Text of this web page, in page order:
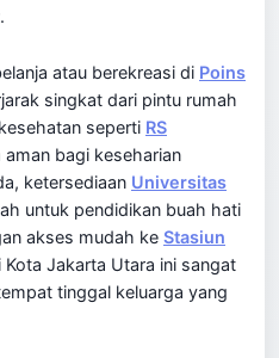
.
atau berekreasi di Poins
singkat dari pintu rumah
seperti RS
bagi keseharian
ketersediaan Universitas
untuk pendidikan buah hati
akses mudah ke Stasiun
Kota Jakarta Utara ini sangat
tinggal keluarga yang